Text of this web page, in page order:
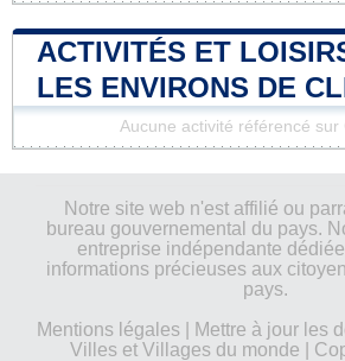
ACTIVITÉS ET
LES ENVIRONS DE
Aucune activité référencé sur
Notre site web n'est affilié ou
bureau gouvernemental du pays.
entreprise indépendante
informations précieuses aux
pays.
Mentions légales| Mettre à jour les
Villes et Villages du monde |